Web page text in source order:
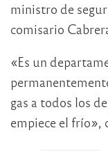
ministro de
comisario
«Es un
gas a todos los
empiece el frío»,